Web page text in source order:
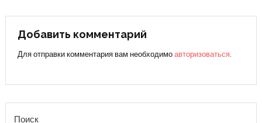
по
записям
Добавить комментарий
Для отправки комментария вам необходимоавторизоваться.
Поиск